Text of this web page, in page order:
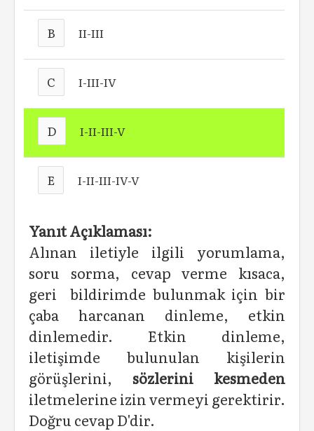
B II-III
C I-III-IV
D I-II-III-V
E I-II-III-IV-V
Yanıt Açıklaması:
Alınan iletiyle ilgili yorumlama,
soru sorma, cevap verme kısaca,
geri bildirimde bulunmak için bir
çaba harcanan dinleme, etkin
dinlemedir. Etkin dinleme,
iletişimde bulunulan kişilerin
görüşlerini, sözlerini kesmeden
iletmelerine izin vermeyi gerektirir.
Doğru cevap D'dir.